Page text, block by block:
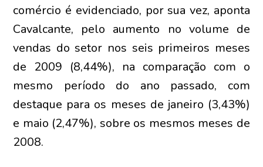
comércio é evidenciado, por sua vez, aponta
Cavalcante, pelo aumento no volume de
vendas do setor nos seis primeiros meses
de 2009 (8,44%), na comparação com o
mesmo período do ano passado, com
destaque para os meses de janeiro (3,43%)
e maio (2,47%), sobre os mesmos meses de
2008.